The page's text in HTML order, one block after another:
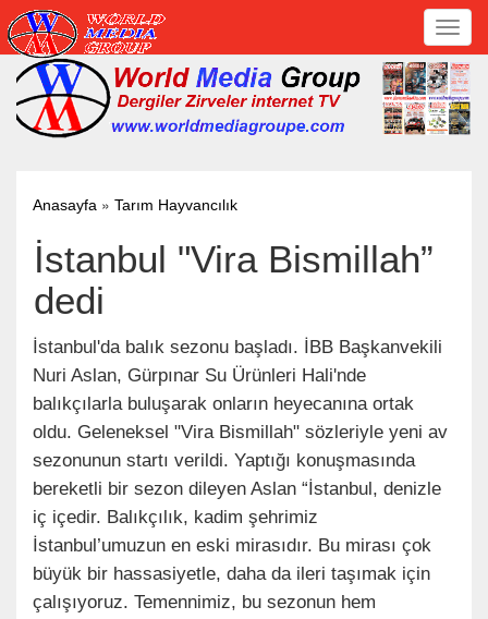
Anasayfa » Tarım Hayvancılık
İstanbul "Vira Bismillah”
dedi
İstanbul'da balık sezonu başladı. İBB Başkanvekili
Nuri Aslan, Gürpınar Su Ürünleri Hali'nde
balıkçılarla buluşarak onların heyecanına ortak
oldu. Geleneksel "Vira Bismillah" sözleriyle yeni av
sezonunun startı verildi. Yaptığı konuşmasında
bereketli bir sezon dileyen Aslan “İstanbul, denizle
iç içedir. Balıkçılık, kadim şehrimiz
İstanbul’umuzun en eski mirasıdır. Bu mirası çok
büyük bir hassasiyetle, daha da ileri taşımak için
çalışıyoruz. Temennimiz, bu sezonun hem